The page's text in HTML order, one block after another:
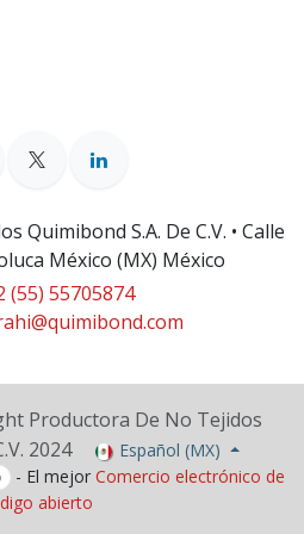
Quimibond S.A. De C.V. • Calle
México (MX) México
(55) 55705874
Productora De No Tejidos
2024
Español (MX)
- El mejor Comercio electrónico de
abierto